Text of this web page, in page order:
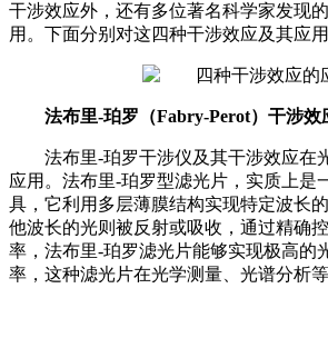
干涉效应外，还有多位著名科学家发现
用。
下面分别对这四种干涉效应及其应
法布里-珀罗（Fabry-Perot）干涉效
法布里-珀罗干涉仪及其干涉效应在
应用。法布里-珀罗型滤光片，实质上是
具，它利用多层薄膜结构实现特定波长
他波长的光则被反射或吸收， 通过精确
率，法布里-珀罗滤光片能够实现极高的
率， 这种滤光片在光学测量、光谱分析